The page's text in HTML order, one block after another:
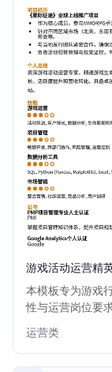
游戏活动运营精
本模板专为游戏
性与运营岗位要
织、线上活动策
求，让您的简历
运营类